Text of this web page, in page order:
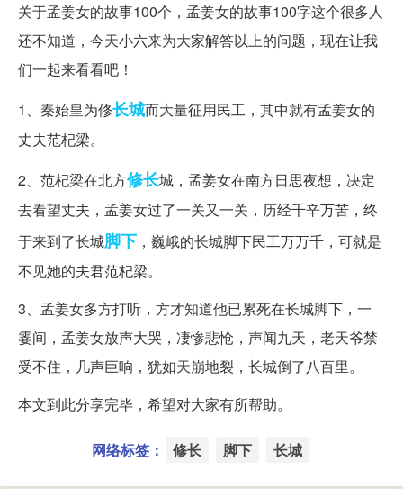
关于孟姜女的故事100个，孟姜女的故事100字这个很多人
还不知道，今天小六来为大家解答以上的问题，现在让我
们一起来看看吧！
1、秦始皇为修长城而大量征用民工，其中就有孟姜女的
丈夫范杞梁。
2、范杞梁在北方修长城，孟姜女在南方日思夜想，决定
去看望丈夫，孟姜女过了一关又一关，历经千辛万苦，终
于来到了长城脚下 ，巍峨的长城脚下民工万万千，可就是
不见她的夫君范杞梁。
3、孟姜女多方打听，方才知道他已累死在长城脚下，一
霎间，孟姜女放声大哭，凄惨悲怆，声闻九天，老天爷禁
受不住，几声巨响，犹如天崩地裂，长城倒了八百里。
本文到此分享完毕，希望对大家有所帮助。
网络标签： 修长 脚下 长城